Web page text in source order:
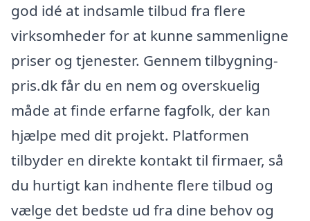
god idé at indsamle tilbud fra flere
virksomheder for at kunne sammenligne
priser og tjenester. Gennem tilbygning-
pris.dk får du en nem og overskuelig
måde at finde erfarne fagfolk, der kan
hjælpe med dit projekt. Platformen
tilbyder en direkte kontakt til firmaer, så
du hurtigt kan indhente flere tilbud og
vælge det bedste ud fra dine behov og